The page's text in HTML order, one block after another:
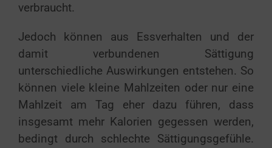
verbraucht.
Jedoch können aus Essverhalten und der
damit verbundenen Sättigung
unterschiedliche Auswirkungen entstehen. So
können viele kleine Mahlzeiten oder nur eine
Mahlzeit am Tag eher dazu führen, dass
insgesamt mehr Kalorien gegessen werden,
bedingt durch schlechte Sättigungsgefühle.